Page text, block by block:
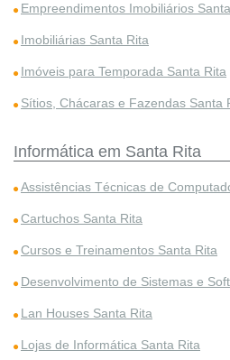
Empreendimentos Imobiliários
Imobiliárias Santa Rita
Imóveis para Temporada Santa Rita
Sítios, Chácaras e Fazendas Santa
Informática em Santa Rita
Assistências Técnicas de
Cartuchos Santa Rita
Cursos e Treinamentos Santa Rita
Desenvolvimento de Sistemas e
Lan Houses Santa Rita
Lojas de Informática Santa Rita